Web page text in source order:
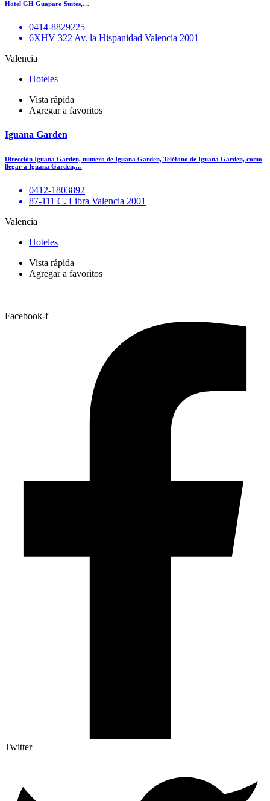
Hotel GH Guaparo Suites,…
0414-8829225
6XHV 322 Av. la Hispanidad Valencia 2001
Valencia
Hoteles
Vista rápida
Agregar a favoritos
Iguana Garden
Dirección Iguana Garden, numero de Iguana Garden, Teléfono de Iguana Garden, como
llegar a Iguana Garden,…
0412-1803892
87-111 C. Libra Valencia 2001
Valencia
Hoteles
Vista rápida
Agregar a favoritos
Facebook-f
Twitter